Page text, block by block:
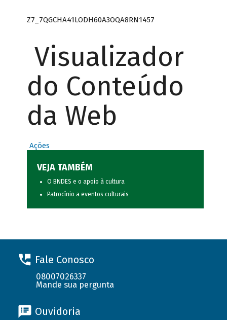
Z7_7QGCHA41LODH60A3OQA8RN1457
Visualizador
do Conteúdo
da Web
Ações
VEJA TAMBÉM
O BNDES e o apoio à cultura
Patrocínio a eventos culturais
Fale Conosco
08007026337
Mande sua pergunta
Ouvidoria